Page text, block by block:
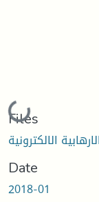
Loading...
Files
Date
2018-01